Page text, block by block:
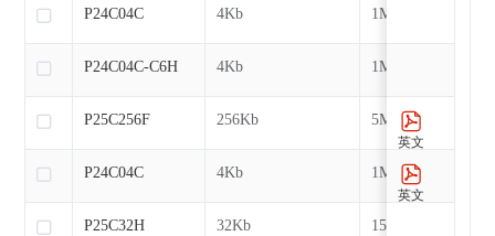
4Kb 1MHz
4Kb 1MHz
256Kb 5MHz
4Kb 1MHz
32Kb 15MHz
P24C04C
P24C04C-C6H
P25C256F
P24C04C
P25C32H
英文
英文